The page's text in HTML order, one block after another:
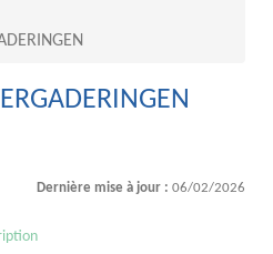
Dernière mise à jour : 06/02/2026